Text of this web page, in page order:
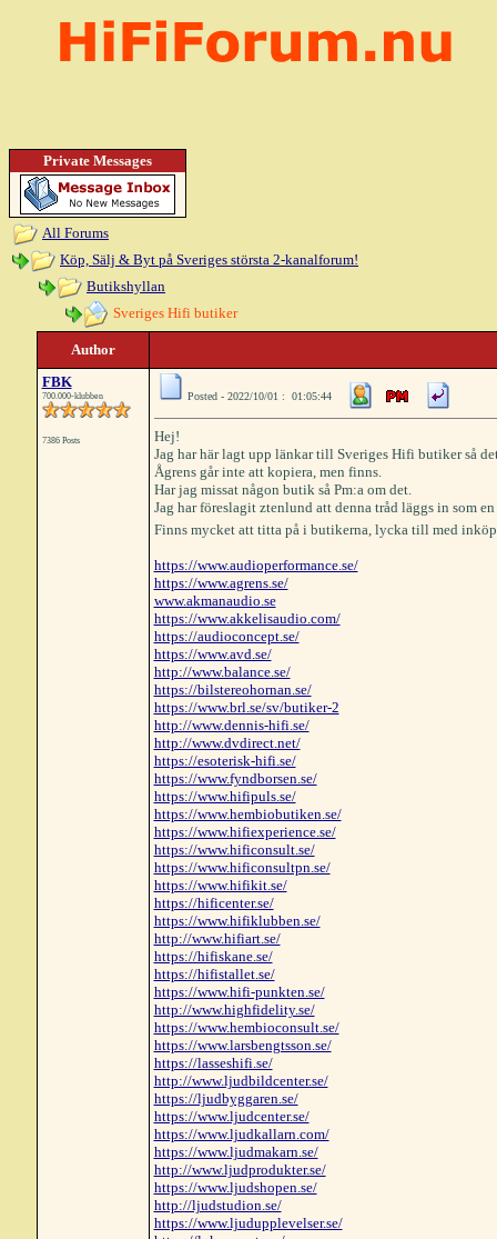
Private Messages
All Forums
Köp, Sälj & Byt på Sveriges största 2-kanalforum!
Butikshyllan
Sveriges Hifi butiker
Author
FBK
700.000-klubben
7386 Posts
Posted - 2022/10/01 : 01:05:44
Hej!
Jag har här lagt upp länkar till Sveriges Hifi butiker så
Ågrens går inte att kopiera, men finns.
Har jag missat någon butik så Pm:a om det.
Jag har föreslagit ztenlund att denna tråd läggs in som
Finns mycket att titta på i butikerna, lycka till med
https://www.audioperformance.se/
https://www.agrens.se/
www.akmanaudio.se
https://www.akkelisaudio.com/
https://audioconcept.se/
https://www.avd.se/
http://www.balance.se/
https://bilstereohornan.se/
https://www.brl.se/sv/butiker-2
http://www.dennis-hifi.se/
http://www.dvdirect.net/
https://esoterisk-hifi.se/
https://www.fyndborsen.se/
https://www.hifipuls.se/
https://www.hembiobutiken.se/
https://www.hifiexperience.se/
https://www.hificonsult.se/
https://www.hificonsultpn.se/
https://www.hifikit.se/
https://hificenter.se/
https://www.hifiklubben.se/
http://www.hifiart.se/
https://hifiskane.se/
https://hifistallet.se/
https://www.hifi-punkten.se/
http://www.highfidelity.se/
https://www.hembioconsult.se/
https://www.larsbengtsson.se/
https://lasseshifi.se/
http://www.ljudbildcenter.se/
https://ljudbyggaren.se/
https://www.ljudcenter.se/
https://www.ljudkallarn.com/
https://www.ljudmakarn.se/
http://www.ljudprodukter.se/
https://www.ljudshopen.se/
http://ljudstudion.se/
https://www.ljudupplevelser.se/